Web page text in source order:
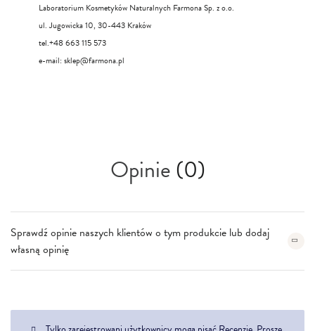
Laboratorium Kosmetyków Naturalnych Farmona Sp. z o.o.
ul. Jugowicka 10, 30-443 Kraków
tel.+48 663 115 573
e-mail: sklep@farmona.pl
Opinie(0)
Sprawdź opinie naszych klientów o tym produkcie lub dodaj
własną opinię